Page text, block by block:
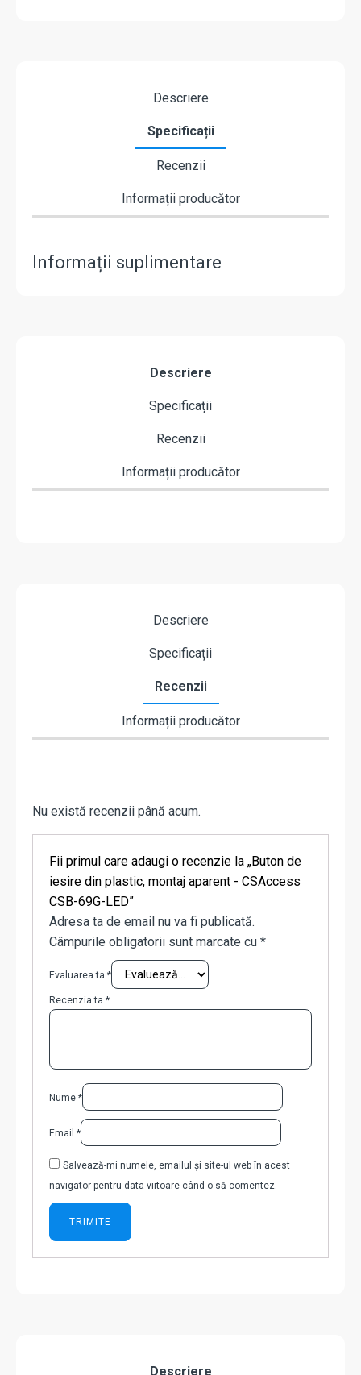
Descriere
Specificații
Recenzii
Informații producător
Informații suplimentare
Descriere
Specificații
Recenzii
Informații producător
Descriere
Specificații
Recenzii
Informații producător
Nu există recenzii până acum.
Fii primul care adaugi o recenzie la „Buton de
iesire din plastic, montaj aparent - CSAccess
CSB-69G-LED”
Adresa ta de email nu va fi publicată.
Câmpurile obligatorii sunt marcate cu *
Evaluarea ta *
Recenzia ta *
Nume *
Email *
Salvează-mi numele, emailul și site-ul web în acest
navigator pentru data viitoare când o să comentez.
Descriere